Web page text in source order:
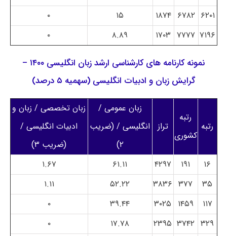
۶۲۰۱ ۶۷۸۲ ۱۸۷۴ ۱۵
۰
۷۱۹۶ ۷۷۷۷ ۱۷۰۳ ۸.۸۹ ۰
نمونه کارنامه های کارشناسی ارشد زبان انگلیسی ۱۴۰۰ –
گرایش زبان و ادبیات انگلیسی (سهمیه ۵ درصد)
رتبه
رتبه
کشوری
تراز
زبان عمومی /
انگلیسی / (ضریب
۲)
زبان تخصصی / زبان و
ادبیات انگلیسی /
(ضریب ۳)
۱۶
۱۹۱ ۴۲۹۷ ۶۱.۱۱
۱.۶۷
۳۵
۳۷۷ ۳۸۳۶ ۵۲.۲۲
۱.۱۱
۱۱۷
۱۴۵۹ ۳۰۲۵ ۳۹.۴۴
۰
۳۲۹ ۳۷۴۲ ۲۳۹۵ ۱۷.۷۸
۰